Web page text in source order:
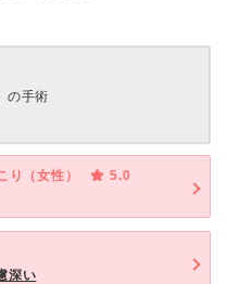
の手術
り（女性）
5.0
深い